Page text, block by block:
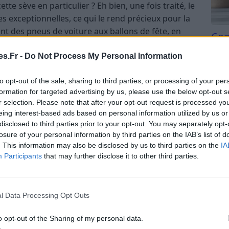
- Do Not Process My Personal Information
opt-out of the sale, sharing to third parties, or processing of your
for targeted advertising by us, please use the below opt-out
selection. Please note that after your opt-out request is processed
interest-based ads based on personal information utilized by us
to third parties prior to your opt-out. You may separately
of your personal information by third parties on the IAB’s list of
This information may also be disclosed by us to third parties on the
Participants that may further disclose it to other third parties.
Data Processing Opt Outs
opt-out of the Sharing of my personal data.
sève en particulier ? Eh bien, une fois traité, le
exceptionnelles, ce qui le rend précieux pour la
des pneus de voiture aux ballons de fête, en
fameux gants médicaux.
malgré ses nombreux usages modernes,
millénaires. Les anciens peuples d’Amérique
latex pour fabriquer des balles pour leurs jeux et
nous avons non seulement amélioré les
avons également développé des formes
le latex naturel qui est le plus souvent associé aux
au latex : Comment savoir si
Tri
du